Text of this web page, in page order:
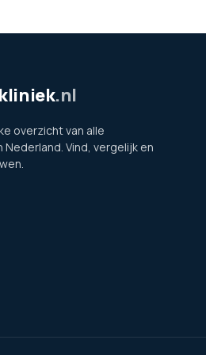
.nl
overzicht van alle
Nederland. Vind, vergelijk en